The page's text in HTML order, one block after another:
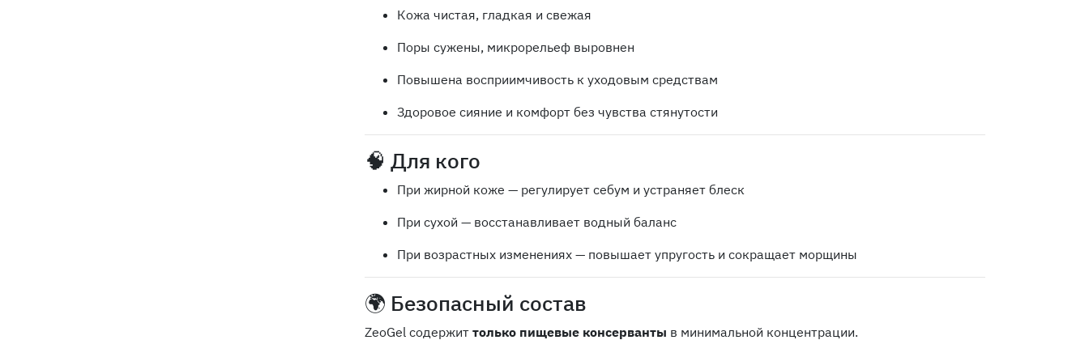
Кожа чистая, гладкая и свежая
Поры сужены, микрорельеф выровнен
Повышена восприимчивость к уходовым средствам
Здоровое сияние и комфорт без чувства стянутости
🧠 Для кого
При жирной коже — регулирует себум и устраняет блеск
При сухой — восстанавливает водный баланс
При возрастных изменениях — повышает упругость и сокращает морщины
🌍 Безопасный состав
ZeoGel содержит только пищевые консерванты в минимальной концентрации.